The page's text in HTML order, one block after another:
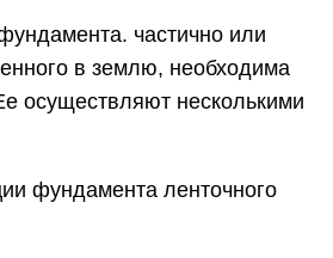
частично или
в землю, необходима
осуществляют несколькими
фундамента ленточного